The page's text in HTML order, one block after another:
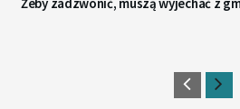
Żeby zadzwonić, muszą wyjechać z